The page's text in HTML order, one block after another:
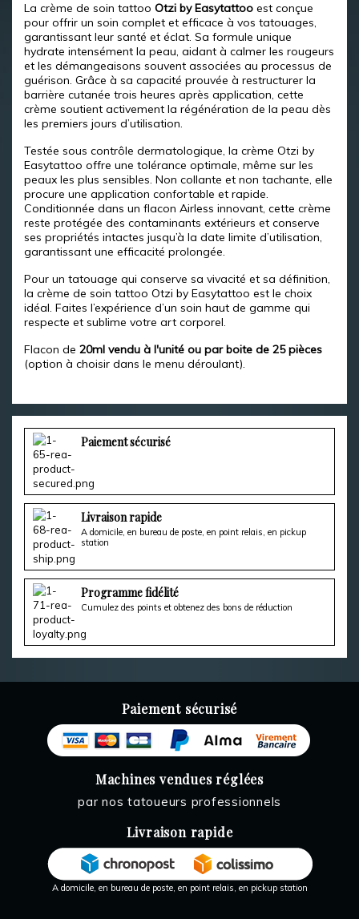
La crème de soin tattoo Otzi by Easytattoo est conçue
pour offrir un soin complet et efficace à vos tatouages,
garantissant leur santé et éclat. Sa formule unique
hydrate intensément la peau, aidant à calmer les rougeurs
et les démangeaisons souvent associées au processus de
guérison. Grâce à sa capacité prouvée à restructurer la
barrière cutanée trois heures après application, cette
crème soutient activement la régénération de la peau dès
les premiers jours d’utilisation.
Testée sous contrôle dermatologique, la crème Otzi by
Easytattoo offre une tolérance optimale, même sur les
peaux les plus sensibles. Non collante et non tachante, elle
procure une application confortable et rapide.
Conditionnée dans un flacon Airless innovant, cette crème
reste protégée des contaminants extérieurs et conserve
ses propriétés intactes jusqu’à la date limite d’utilisation,
garantissant une efficacité prolongée.
Pour un tatouage qui conserve sa vivacité et sa définition,
la crème de soin tattoo Otzi by Easytattoo est le choix
idéal. Faites l’expérience d’un soin haut de gamme qui
respecte et sublime votre art corporel.
Flacon de 20ml vendu à l'unité ou par boite de 25 pièces
(option à choisir dans le menu déroulant).
Paiement sécurisé
Livraison rapide
A domicile, en bureau de poste, en point relais, en pickup
station
Programme fidélité
Cumulez des points et obtenez des bons de réduction
Paiement sécurisé
Machines vendues réglées
par nos tatoueurs professionnels
Livraison rapide
A domicile, en bureau de poste, en point relais, en pickup station